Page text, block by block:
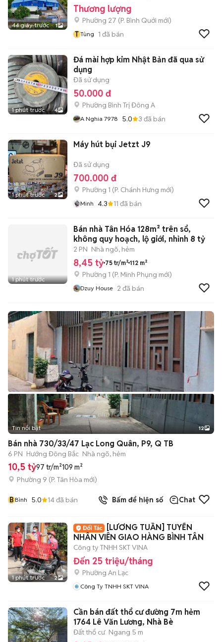
44 giây trước 1
Thương lượng
Phường 27 (P. Bình Quới mới)
T Tùng 1 đã bán
1 phút trước 4
Đá mài hợp kim Nhật Bản đã qua sử
dụng
Đã sử dụng
50.000 đ
Phường Bình Trị Đông A
A Nghia 7978 5.0 3 đã bán
1 phút trước 2
Máy hút bụi Jetzt J9
Đã sử dụng
700.000 đ
Phường 1 (P. Chánh Hưng mới)
Minh 4.3 11 đã bán
1 phút trước
Bán nhà Tân Hóa 128m² trên sổ,
không quy hoạch, lộ giới, nhỉnh 8 tỷ
2 PN Nhà ngõ, hẻm
8,45 tỷ 75 tr/m² 112 m²
Phường 1 (P. Minh Phụng mới)
Dzuy House 2 đã bán
+2
Tin nổi bật 12
Bán nhà 730/33/47 Lạc Long Quân, P9, Q TB
6 PN Hướng Đông Bắc Nhà ngõ, hẻm
10,5 tỷ97 tr/m²109 m²
Phường 9 (P. Tân Hòa mới)
BBình 5.0 14đã bán Bấm để hiện số Chat
1 phút trước 2
[LƯƠNG TUẦN] TUYỂN
NHÂN VIÊN GIAO HÀNG BÌNH TÂN
Công ty TNHH SKT VINA
Đến 25 triệu/tháng
Phường An Lạc
Công Ty TNHH SKT VINA
Cần bán đất thổ cư đường 7m hẻm
1764 Lê Văn Lương, Nhà Bè
Đất thổ cư Ngang 5 m